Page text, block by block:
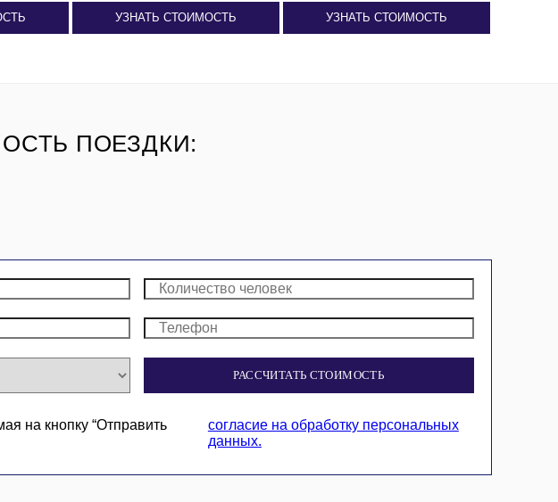
УЗНАТЬ СТОИМОСТЬ УЗНАТЬ СТОИМОСТЬ
ПОЕЗДКИ:
РАССЧИТАТЬ СТОИМОСТЬ
на кнопку “Отправить
согласие на обработку персональных
данных.